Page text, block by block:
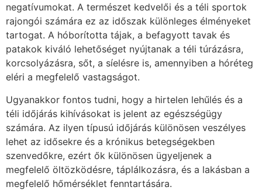
negatívumokat. A természet kedvelői és a téli sportok
rajongói számára ez az időszak különleges élményeket
tartogat. A hóborította tájak, a befagyott tavak és
patakok kiváló lehetőséget nyújtanak a téli túrázásra,
korcsolyázásra, sőt, a síelésre is, amennyiben a hóréteg
eléri a megfelelő vastagságot.
Ugyanakkor fontos tudni, hogy a hirtelen lehűlés és a
téli időjárás kihívásokat is jelent az egészségügy
számára. Az ilyen típusú időjárás különösen veszélyes
lehet az idősekre és a krónikus betegségekben
szenvedőkre, ezért ők különösen ügyeljenek a
megfelelő öltözködésre, táplálkozásra, és a lakásban a
megfelelő hőmérséklet fenntartására.